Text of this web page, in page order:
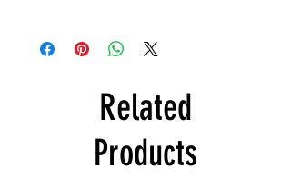
con la stampa rivolta verso
l'interno.
Related
Products